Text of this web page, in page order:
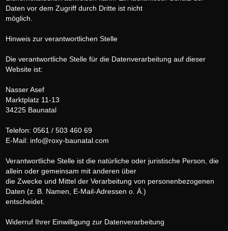
Daten vor dem Zugriff durch Dritte ist nicht
möglich.
Hinweis zur verantwortlichen Stelle
Die verantwortliche Stelle für die Datenverarbeitung auf dieser
Website ist:
Nasser Asef
Marktplatz 11-13
34225 Baunatal
Telefon: 0561 / 503 460 69
E-Mail: info@roxy-baunatal.com
Verantwortliche Stelle ist die natürliche oder juristische Person, die
allein oder gemeinsam mit anderen über
die Zwecke und Mittel der Verarbeitung von personenbezogenen
Daten (z. B. Namen, E-Mail-Adressen o. Ä.)
entscheidet.
Widerruf Ihrer Einwilligung zur Datenverarbeitung